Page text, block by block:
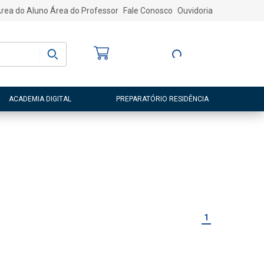
do Aluno Área do Professor Fale Conosco Ouvidoria
Entre ou Cadastre-
ACADEMIA DIGITAL PREPARATÓRIO RESIDÊNCIA
1